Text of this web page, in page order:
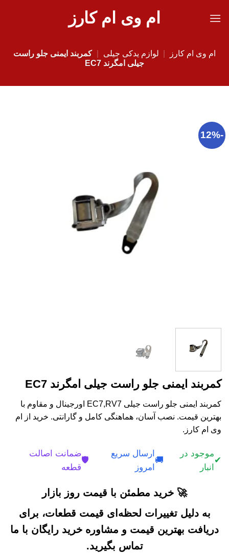
ام وی ام کارز
ام وی ام کارز لوازم یدکی جیلی
کمربند ایمنی جلو راست
جیلی امگرند EC7
-12%
کمربند ایمنی جلو راست جیلی امگرند EC7
کمربند ایمنی جلو راست جیلی EC7,RV7 اورجینال و مقاوم با
بهترین قیمت. نصب آسان، هماهنگی کامل و گارانتی. خرید از ام
وی ام کارز.
✔
موجود در
انبار
🚚
ارسال سریع
امروز
🛡️
ضمانت اصالت
قطعه
🚀 خرید مطمئن با قیمت روز بازار
به دلیل تغییرات لحظه‌ای قیمت قطعات، برای
دریافت بهترین قیمت و مشاوره خرید رایگان با ما
تماس بگیرید.